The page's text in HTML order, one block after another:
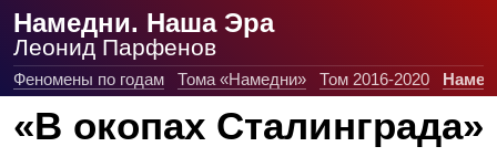
Намедни. Наша Эра
Леонид Парфенов
Феномены по годам Тома «Намедни» Том 2016-2020
«В окопах Сталинграда»